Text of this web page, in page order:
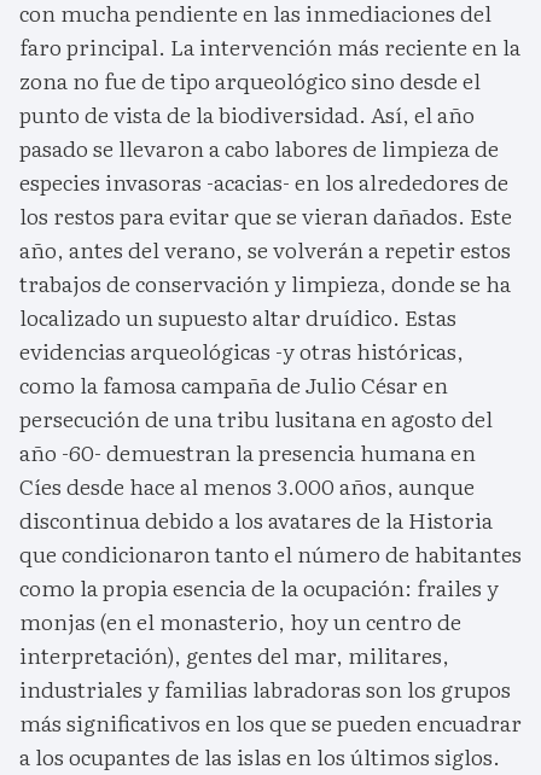
con mucha pendiente en las inmediaciones del
faro principal. La intervención más reciente en la
zona no fue de tipo arqueológico sino desde el
punto de vista de la biodiversidad. Así, el año
pasado se llevaron a cabo labores de limpieza de
especies invasoras -acacias- en los alrededores de
los restos para evitar que se vieran dañados. Este
año, antes del verano, se volverán a repetir estos
trabajos de conservación y limpieza, donde se ha
localizado un supuesto altar druídico. Estas
evidencias arqueológicas -y otras históricas,
como la famosa campaña de Julio César en
persecución de una tribu lusitana en agosto del
año -60- demuestran la presencia humana en
Cíes desde hace al menos 3.000 años, aunque
discontinua debido a los avatares de la Historia
que condicionaron tanto el número de habitantes
como la propia esencia de la ocupación: frailes y
monjas (en el monasterio, hoy un centro de
interpretación), gentes del mar, militares,
industriales y familias labradoras son los grupos
más significativos en los que se pueden encuadrar
a los ocupantes de las islas en los últimos siglos.